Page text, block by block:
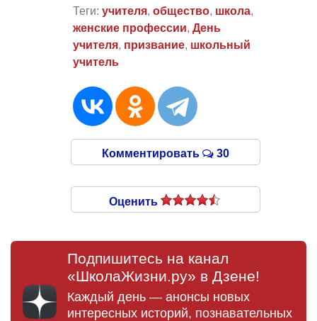
Теги: учителя, общество, школа,
женские профессии, День
учителя, призвание, школьный
учитель
Комментировать 30
Оценить
Подпишитесь на канал
«ШколаЖизни.ру» в Дзене!
Каждый день — анонсы новых
интересных историй, познавательных